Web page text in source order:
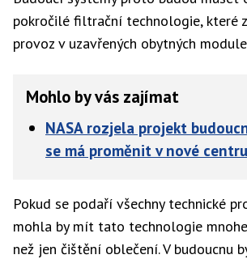
pokročilé filtrační technologie, které
provoz v uzavřených obytných
Mohlo by vás zajímat
NASA rozjela projekt
se má proměnit v nové
Pokud se podaří všechny technické
mohla by mít tato technologie
než jen čištění oblečení. V budoucnu